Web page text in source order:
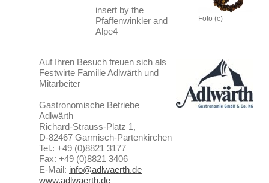
Foto (c)
insert by the
Pfaffenwinkler and
Alpe4
Auf Ihren Besuch freuen sich als
Festwirte Familie Adlwärth und
Mitarbeiter
Gastronomische Betriebe
Adlwärth
Richard-Strauss-Platz 1,
D-82467 Garmisch-Partenkirchen
Tel.: +49 (0)8821 3177
Fax: +49 (0)8821 3406
E-Mail: info@adlwaerth.de
www.adlwaerth.de